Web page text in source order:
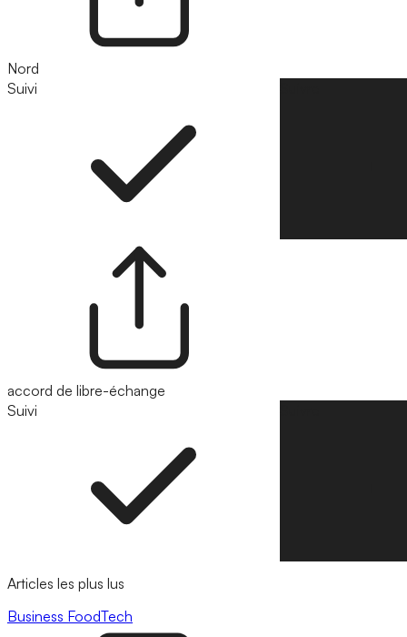
Nord
Suivi
accord de libre-échange
Suivi
Articles les plus lus
Business FoodTech